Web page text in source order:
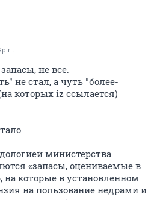
не все.
не стал, а чуть "более-
которых iz ссылается)
министерства
«запасы, оцениваемые в
на которые в установленном
на пользование недрами и